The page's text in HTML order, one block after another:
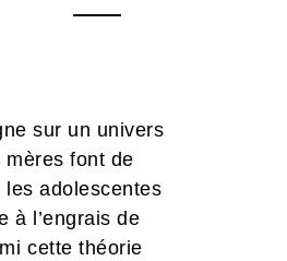
sur un univers
font de
adolescentes
à l’engrais de
cette théorie